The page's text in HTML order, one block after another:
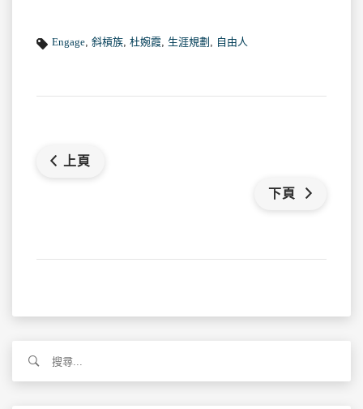
Engage, 斜槓族, 杜婉霞, 生涯規劃 , 自由人
上頁
下頁
關